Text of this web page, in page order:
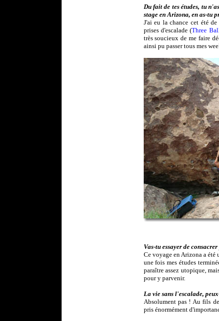
Du fait de tes études, tu
stage en Arizona, en as-tu
J'ai eu la chance cet été
prises d'escalade (Three
très soucieux de me faire
ainsi pu passer tous mes
Vas-tu essayer de
Ce voyage en Arizona a été
une fois mes études
paraître assez utopique,
pour y parvenir.
La vie sans l'escalade,
Absolument pas ! Au fils
pris énormément